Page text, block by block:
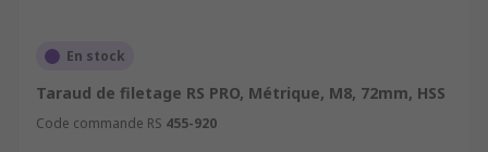
En stock
Taraud de filetage RS PRO, Métrique, M8, 72mm, HSS
Code commande RS 455-920